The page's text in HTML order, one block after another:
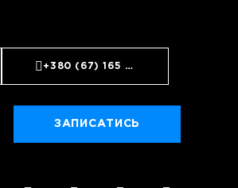
7 +380 (67) 165 45 45
ЗАПИСАТИСЬ